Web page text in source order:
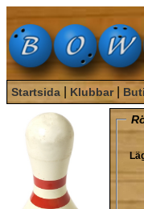
Startsida Klubbar|